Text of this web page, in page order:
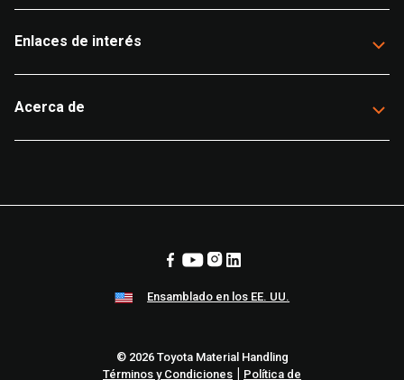
Enlaces de interés
Acerca de
Ensamblado en los EE. UU.
© 2026 Toyota Material Handling
Términos y Condiciones
Política de